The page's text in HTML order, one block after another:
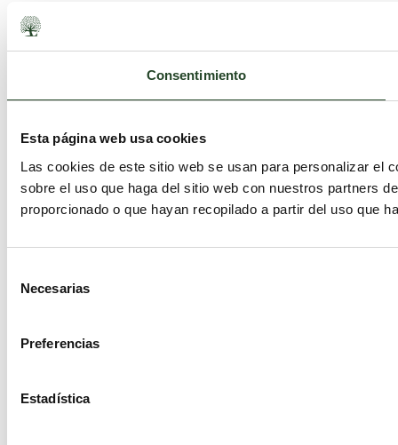
Consentimiento
Esta página web usa cookies
Las cookies de este sitio web se usan para personalizar el
sobre el uso que haga del sitio web con nuestros partners
proporcionado o que hayan recopilado a partir del uso que
Necesarias
Preferencias
Estadística